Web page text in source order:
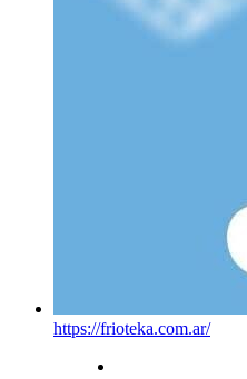
https://frioteka.com.ar/